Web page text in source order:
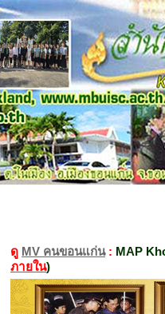
ดู MV คนขอนแก่น: MAP
ภายใน)